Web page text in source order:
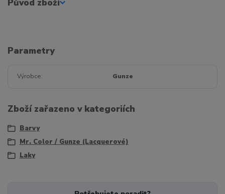
Původ zboží
Parametry
Výrobce Gunze
Zboží zařazeno v kategoriích
Barvy
Mr. Color / Gunze (Lacquerové)
Laky